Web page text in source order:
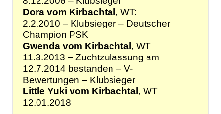
Dora vom Kirbachtal , WT:
2.2.2010 – Klubsieger – Deutscher
Champion PSK
Gwenda vom Kirbachtal , WT
11.3.2013 – Zuchtzulassung am
12.7.2014 bestanden – V-
Bewertungen – Klubsieger
Little Yuki vom Kirbachtal , WT
12.01.2018